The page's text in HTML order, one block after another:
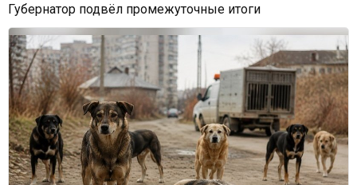
Губернатор подвёл промежуточные итоги